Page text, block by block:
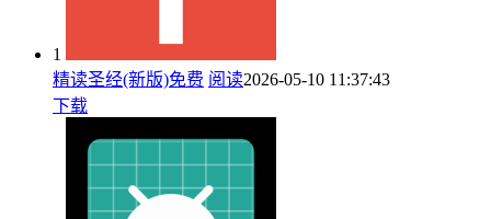
1
精读圣经(新版)免费 阅读2026-05-10 11:37:43
下载